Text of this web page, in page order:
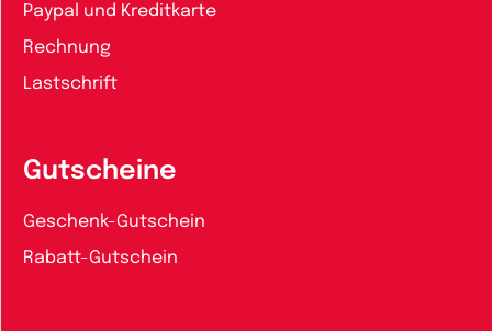
Paypal und Kreditkarte
Rechnung
Lastschrift
Gutscheine
Geschenk-Gutschein
Rabatt-Gutschein